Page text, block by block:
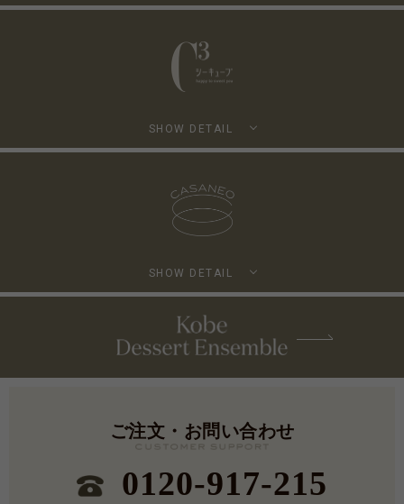
SHOW DETAIL
SHOW DETAIL
ご注文・お問い合わせ
0120-917-215